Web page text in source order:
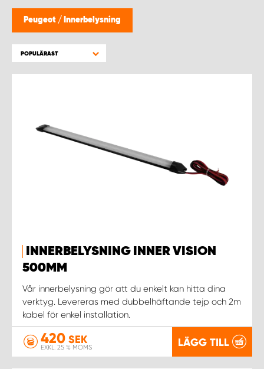
Peugeot / Innerbelysning
POPULÄRAST
INNERBELYSNING INNER VISION
500MM
Vår innerbelysning gör att du enkelt kan hitta dina
verktyg. Levereras med dubbelhäftande tejp och 2m
kabel för enkel installation.
420 SEK
EXKL. 25 % MOMS LÄGG TILL
WORK SYSTEM KIRUNA
WORK SYSTEM NORRKÖPING
WORK SYSTEM SKELLEFTEÅ
WORK SYSTEM SKÖVDE